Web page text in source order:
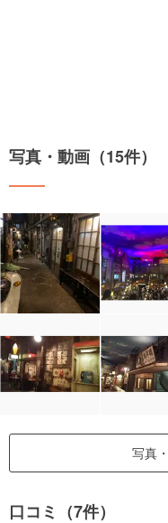
写真・動画（15件）
写真
口コミ（7件）